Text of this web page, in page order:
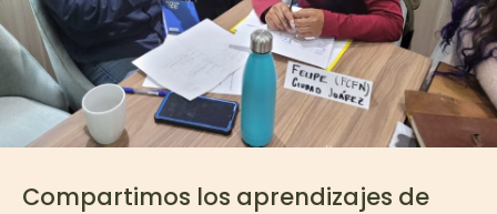
Compartimos los aprendizajes de